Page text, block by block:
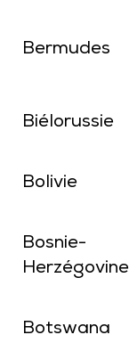
Bermudes
Biélorussie
Bolivie
Bosnie-
Herzégovine
Botswana